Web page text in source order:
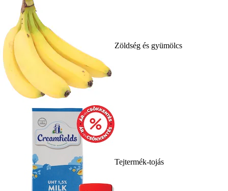
Zöldség és gyümölcs
Tejtermék-tojás